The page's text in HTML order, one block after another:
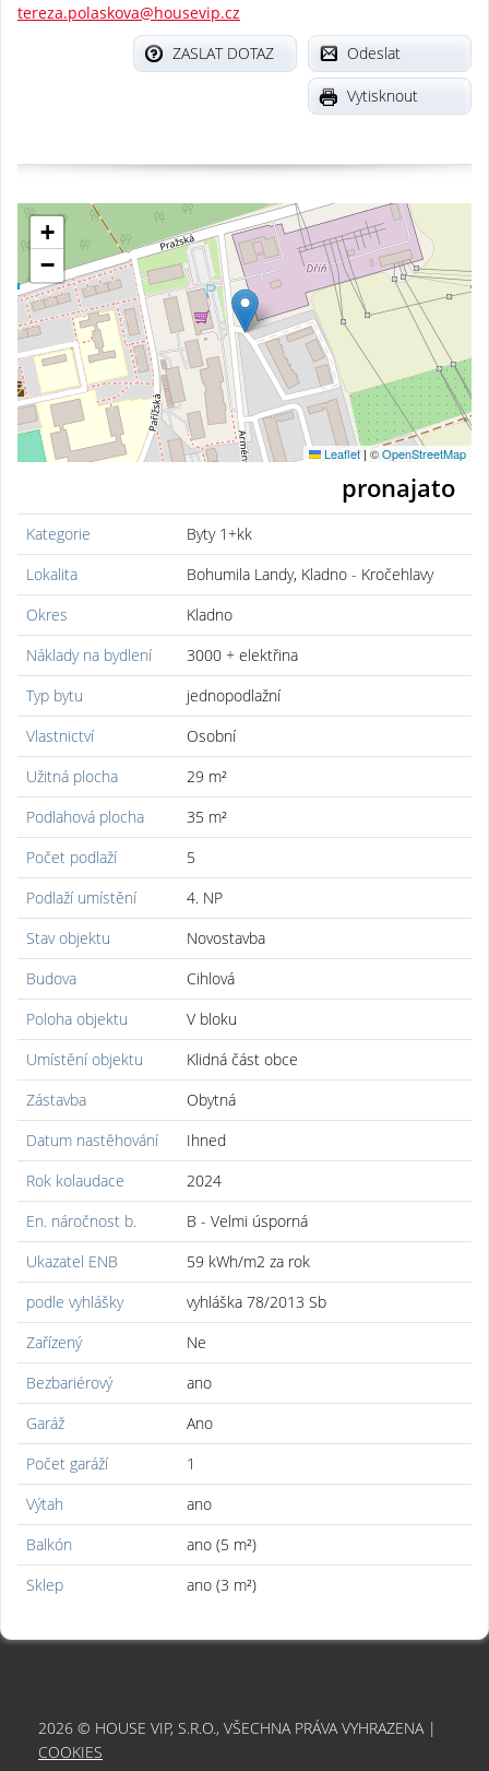
tereza.polaskova@housevip.cz
Odeslat
ZASLAT DOTAZ
Vytisknout
+
−
Leaflet| ©OpenStreetMap
pronajato
Kategorie
Byty 1+kk
Lokalita
Bohumila Landy, Kladno - Kročehlavy
Okres
Kladno
Náklady na bydlení
3000 + elektřina
Typ bytu
jednopodlažní
Vlastnictví
Osobní
Užitná plocha
29 m²
Podlahová plocha
35 m²
Počet podlaží
5
Podlaží umístění
4. NP
Stav objektu
Novostavba
Budova
Cihlová
Poloha objektu
V bloku
Umístění objektu
Klidná část obce
Zástavba
Obytná
Datum nastěhování
Ihned
Rok kolaudace
2024
En. náročnost b.
B - Velmi úsporná
Ukazatel ENB
59 kWh/m2 za rok
podle vyhlášky
vyhláška 78/2013 Sb
Zařízený
Ne
Bezbariérový
ano
Garáž
Ano
Počet garáží
1
Výtah
ano
Balkón
ano (5 m²)
Sklep
ano (3 m²)
2026 © HOUSE VIP, S.R.O., VŠECHNA PRÁVA VYHRAZENA |
COOKIES